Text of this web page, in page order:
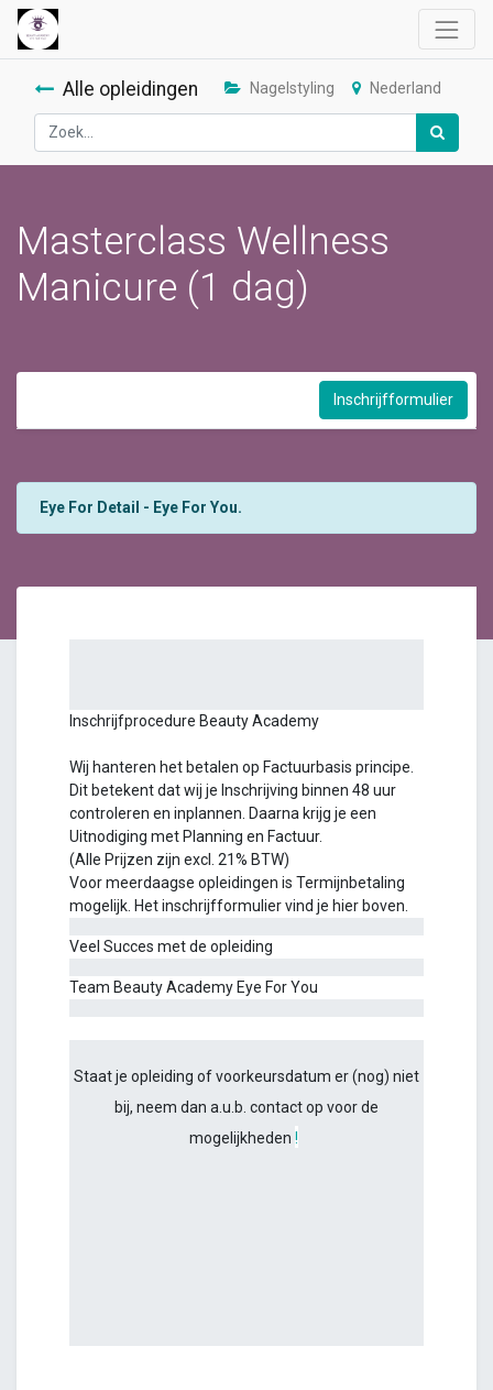
Alle opleidingen Nagelstyling Nederland
Masterclass Wellness
Manicure (1 dag)
Inschrijfformulier
Eye For Detail - Eye For You.
Inschrijfprocedure Beauty Academy
Wij hanteren het betalen op Factuurbasis principe.
Dit betekent dat wij je Inschrijving binnen 48 uur
controleren en inplannen. Daarna krijg je een
Uitnodiging met Planning en Factuur.
(Alle Prijzen zijn excl. 21% BTW)
Voor meerdaagse opleidingen is Termijnbetaling
mogelijk. Het inschrijfformulier vind je hier boven.
Veel Succes met de opleiding
Team Beauty Academy Eye For You
Staat je opleiding of voorkeursdatum er (nog) niet
bij, neem dan a.u.b. contact op voor de
mogelijkheden !